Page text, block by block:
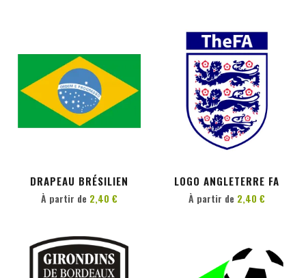
DRAPEAU BRÉSILIEN
À partir de 2,40 €
LOGO ANGLETERRE FA
PERSONNALISER
À partir de 2,40 €